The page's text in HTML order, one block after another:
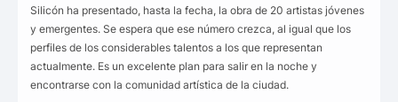
Silicón ha presentado, hasta la fecha, la obra de 20 artistas jóvenes
y emergentes. Se espera que ese número crezca, al igual que los
perfiles de los considerables talentos a los que representan
actualmente. Es un excelente plan para salir en la noche y
encontrarse con la comunidad artística de la ciudad.